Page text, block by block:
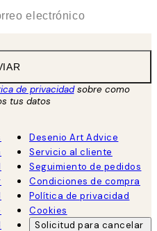
de privacidadsobre como
tus datos
Desenio Art Advice
Servicio al cliente
Seguimiento de pedidos
Condiciones de compra
Política de privacidad
Cookies
Solicitud para cancelar